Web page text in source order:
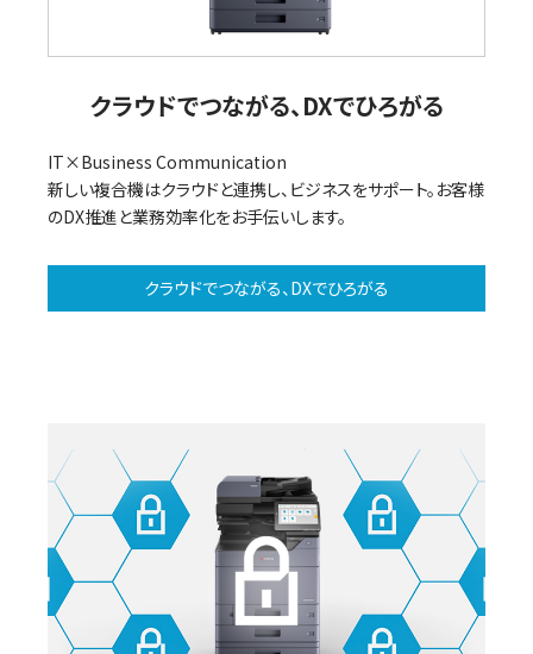
V
i
d
o
クラウドでつながる、DXでひろがる
IT×Business Communication
新しい複合機はクラウドと連携し、ビジネスをサポート。お客様
のDX推進と業務効率化をお手伝いします。
クラウドでつながる、DXでひろがる